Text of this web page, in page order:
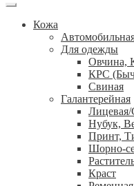
Кожа
Для одежды
Овчина,
КРС
Свиная
Галантерейная
Нубук,
Принт,
Шорно-
Краст